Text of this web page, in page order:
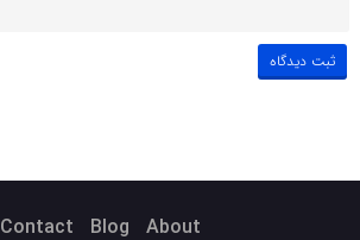
About
Blog
Contact